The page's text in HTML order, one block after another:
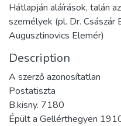
Hátlapján aláírások, talán
személyek (pl. Dr. Császár
Augusztinovics Elemér)
Description
A szerző azonosítatlan
Postatiszta
B.kisny. 7180
Épült a Gellérthegyen